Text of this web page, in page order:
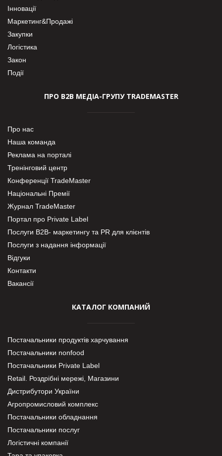
Інновації
Маркетинг&Продажі
Закупки
Логістика
Закон
Події
ПРО В2В МЕДІА-ГРУПУ TRADEMASTER
Про нас
Наша команда
Реклама на порталі
Тренінговий центр
Конференції TradeMaster
Національні Премії
Журнал TradeMaster
Портал про Private Label
Послуги В2В- маркетингу та PR для клієнтів
Послуги з надання інформації
Відгуки
Контакти
Вакансії
КАТАЛОГ КОМПАНИЙ
Постачальники продуктів харчування
Постачальники nonfood
Постачальники Private Label
Retail. Роздрібні мережі, Магазини
Дистрибутори України
Агропромисловий комплекс
Постачальники обладнання
Постачальники послуг
Логістичні компанії